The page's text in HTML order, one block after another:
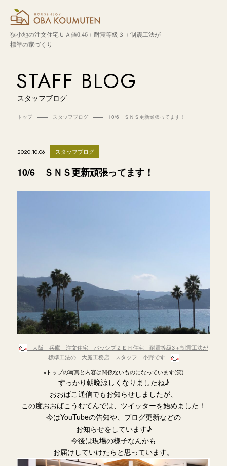
狭小地の注文住宅ＵＡ値0.46＋耐震等級３＋制震工法が
標準の家づくり
STAFF BLOG
スタッフブログ
トップ スタッフブログ 10/6 ＳＮＳ更新頑張ってます！
2020.10.06 スタッフブログ
10/6 ＳＮＳ更新頑張ってます！
大阪 兵庫 注文住宅 パッシブＺＥＨ住宅 耐震等級3＋制震工法が
標準工法の 大庭工務店 スタッフ 小野です
※トップの写真と内容は関係ないものになっています(笑)
すっかり朝晩涼しくなりましたね♪
おおばこ通信でもお知らせしましたが、
この度おおばこうむてんでは、ツイッターを始めました！
今はYouTubeの告知や、ブログ更新などの
お知らせをしています♪
今後は現場の様子なんかも
お届けしていけたらと思っています。